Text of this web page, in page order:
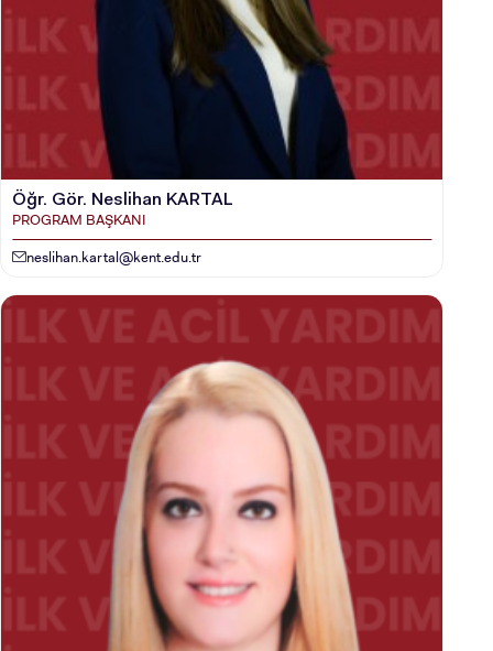
Öğr. Gör. Neslihan KARTAL
PROGRAM BAŞKANI
neslihan.kartal@kent.edu.tr